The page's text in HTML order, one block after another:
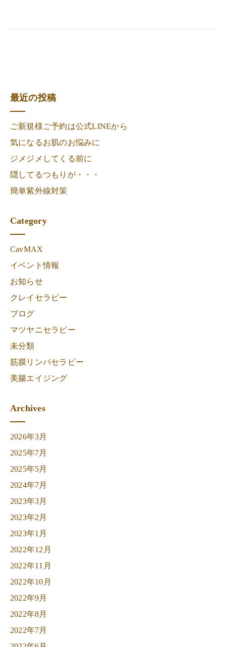
最近の投稿
ご新規様ご予約は公式LINEから
気になるお肌のお悩みに
ジメジメしてくる前に
隠してるつもりが・・・
簡単紫外線対策
Category
CavMAX
イベント情報
お知らせ
クレイセラピー
ブログ
マツヤニセラピー
未分類
筋膜リンパセラピー
美腸エイジング
Archives
2026年3月
2025年7月
2025年5月
2024年7月
2023年3月
2023年2月
2023年1月
2022年12月
2022年11月
2022年10月
2022年9月
2022年8月
2022年7月